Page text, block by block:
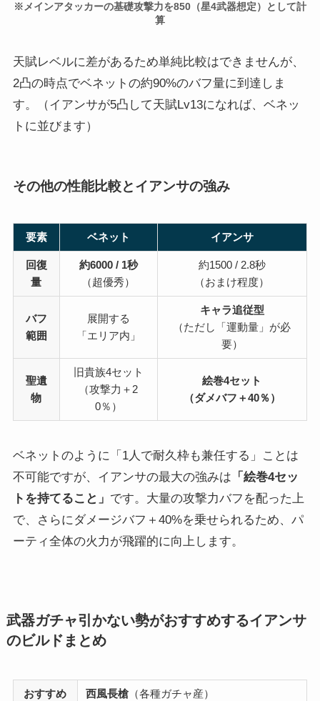
※メインアタッカーの基礎攻撃力を850（星4武器想定）として計
算
天賦レベルに差があるため単純比較はできませんが、
2凸の時点でベネットの約90%のバフ量に到達しま
す。（イアンサが5凸して天賦Lv13になれば、ベネッ
トに並びます）
その他の性能比較とイアンサの強み
要素 ベネット イアンサ
回復
量
約6000 / 1秒
（超優秀）
約1500 / 2.8秒
（おまけ程度）
バフ
範囲
展開する
「エリア内」
キャラ追従型
（ただし「運動量」が必
要）
聖遺
物
旧貴族4セット
（攻撃力＋2
0％）
絵巻4セット
（ダメバフ＋40％）
ベネットのように「1人で耐久枠も兼任する」ことは
不可能ですが、イアンサの最大の強みは 「絵巻4セッ
トを持てること」 です。大量の攻撃力バフを配った上
で、さらにダメージバフ＋40%を乗せられるため、パ
ーティ全体の火力が飛躍的に向上します。
武器ガチャ引かない勢がおすすめするイアンサ
のビルドまとめ
おすすめ
西風長槍（各種ガチャ産）